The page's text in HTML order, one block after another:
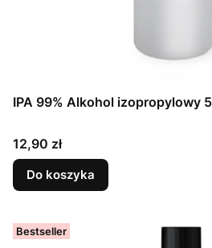
IPA 99% Alkohol izopropylowy
Cena
12,90 zł
Do koszyka
Bestseller